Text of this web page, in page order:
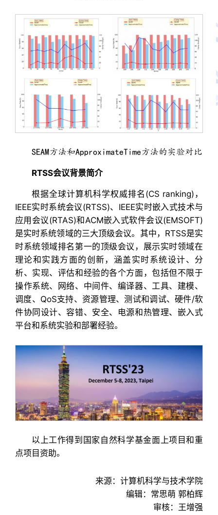
SEAM方法和ApproximateTime方法的实验对比
RTSS会议背景简介
根据全球计算机科学权威排名(CS ranking)，
IEEE实时系统会议(RTSS)、IEEE实时嵌入式技术与
应用会议(RTAS)和ACM嵌入式软件会议(EMSOFT)
是实时系统领域的三大顶级会议。其中，RTSS是实
时系统领域排名第一的顶级会议，展示实时领域在
理论和实践方面的创新，涵盖实时系统设计、分
析、实现、评估和经验的各个方面，包括但不限于
操作系统、网络、中间件、编译器、工具、建模、
调度、QoS支持、资源管理、测试和调试、硬件/软
件协同设计、容错、安全、电源和热管理、嵌入式
平台和系统实验和部署经验。
以上工作得到国家自然科学基金面上项目和重
点项目资助。
来源：计算机科学与技术学院
编辑：常思萌 郭柏辉
审核：王增强